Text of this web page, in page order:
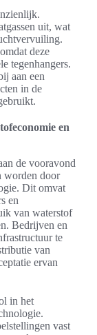
uit, wat
deze
tegenhangers.
aan een
in de
en
de vooravond
worden door
Dit omvat
en
van waterstof
Bedrijven en
te
van
ervan
in het
vast